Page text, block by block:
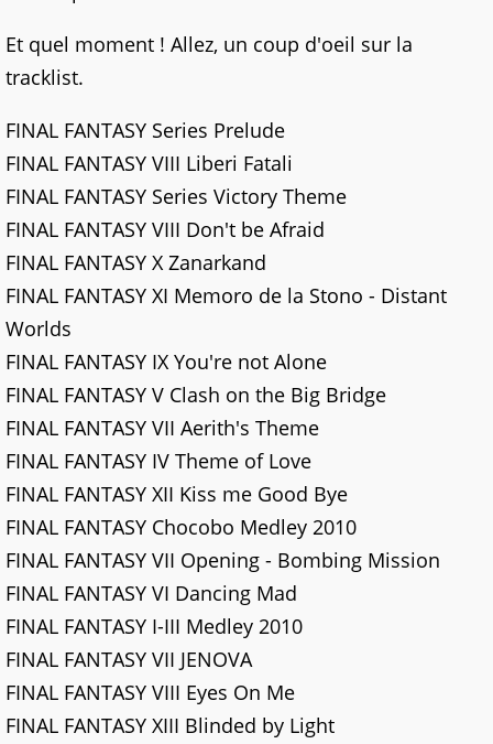
Et quel moment ! Allez, un coup d'oeil sur la
tracklist.
FINAL FANTASY Series Prelude
FINAL FANTASY VIII Liberi Fatali
FINAL FANTASY Series Victory Theme
FINAL FANTASY VIII Don't be Afraid
FINAL FANTASY X Zanarkand
FINAL FANTASY XI Memoro de la Stono - Distant
Worlds
FINAL FANTASY IX You're not Alone
FINAL FANTASY V Clash on the Big Bridge
FINAL FANTASY VII Aerith's Theme
FINAL FANTASY IV Theme of Love
FINAL FANTASY XII Kiss me Good Bye
FINAL FANTASY Chocobo Medley 2010
FINAL FANTASY VII Opening - Bombing Mission
FINAL FANTASY VI Dancing Mad
FINAL FANTASY I-III Medley 2010
FINAL FANTASY VII JENOVA
FINAL FANTASY VIII Eyes On Me
FINAL FANTASY XIII Blinded by Light